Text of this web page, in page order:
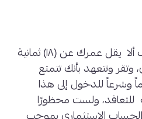
١- للدخول إلى الموقع، يجب ألا يقل عمرك عن (١٨) ثمانية
وتقر وتتعهد بأنك تتمتع
وشرعاً للدخول إلى هذا
للتعاقد، ولست محظورًا